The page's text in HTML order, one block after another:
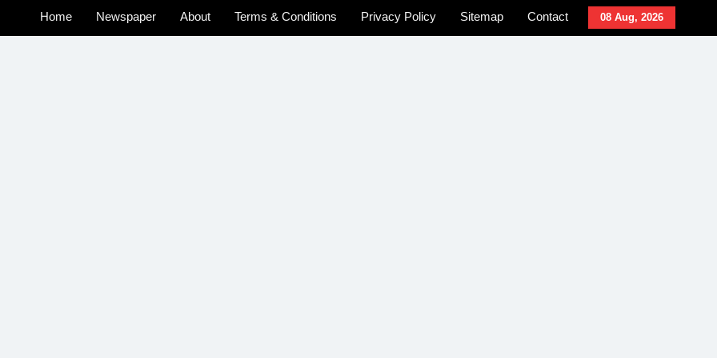
08 Aug, 2026
Home Newspaper About Terms & Conditions Privacy Policy Sitemap
Contact